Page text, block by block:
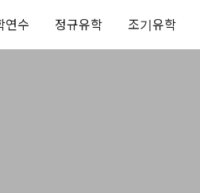
연수 정규유학 조기유학